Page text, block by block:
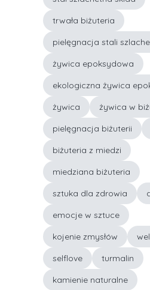
trwała biżuteria
pielęgnacja stali
żywica epoksydowa
ekologiczna żywica
żywica
żywica w
pielęgnacja biżuterii
biżuteria z miedzi
miedziana biżuteria
sztuka dla zdrowia
emocje w sztuce
kojenie zmysłów
selflove
turmalin
kamienie naturalne